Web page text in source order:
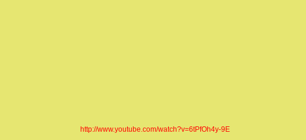
http://www.youtube.com/watch?v=6tPfOh4y-9E